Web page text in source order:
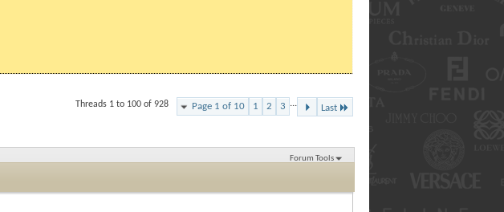
Page 1 of 10 1 2 3 ... Last
Threads 1 to 100 of 928
Forum Tools